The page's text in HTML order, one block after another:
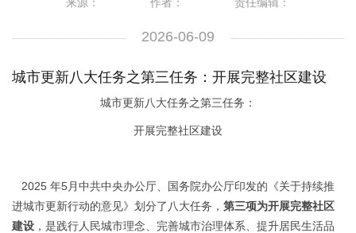
2026-06-09
城市更新八大任务之第三任务：开展完整社区建设
城市更新八大任务之第三任务：
开展完整社区建设
2025 年5月中共中央办公厅、国务院办公厅印发的《关于持续推
进城市更新行动的意见》划分了八大任务， 第三项为开展完整社区
建设 ， 是践行人民城市理念、完善城市治理体系、提升居民生活品